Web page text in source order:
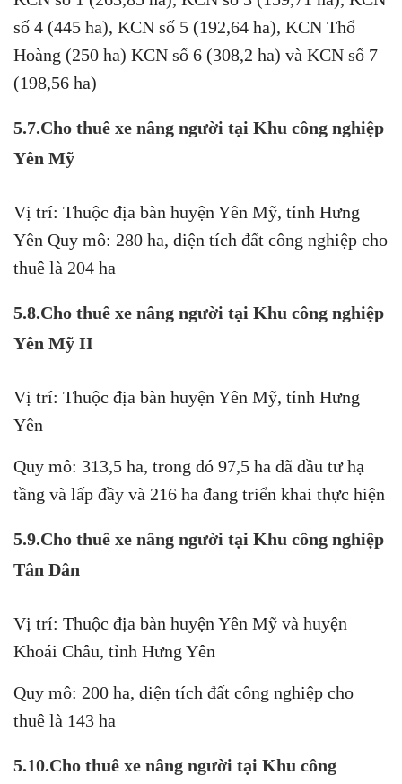
số 4 (445 ha), KCN số 5 (192,64 ha), KCN Thổ
Hoàng (250 ha) KCN số 6 (308,2 ha) và KCN số 7
(198,56 ha)
5.7.Cho thuê xe nâng người tại Khu công nghiệp
Yên Mỹ
Vị trí: Thuộc địa bàn huyện Yên Mỹ, tỉnh Hưng
Yên Quy mô: 280 ha, diện tích đất công nghiệp cho
thuê là 204 ha
5.8.Cho thuê xe nâng người tại Khu công nghiệp
Yên Mỹ II
Vị trí: Thuộc địa bàn huyện Yên Mỹ, tỉnh Hưng
Yên
Quy mô: 313,5 ha, trong đó 97,5 ha đã đầu tư hạ
tầng và lấp đầy và 216 ha đang triển khai thực hiện
5.9.Cho thuê xe nâng người tại Khu công nghiệp
Tân Dân
Vị trí: Thuộc địa bàn huyện Yên Mỹ và huyện
Khoái Châu, tỉnh Hưng Yên
Quy mô: 200 ha, diện tích đất công nghiệp cho
thuê là 143 ha
5.10.Cho thuê xe nâng người tại Khu công